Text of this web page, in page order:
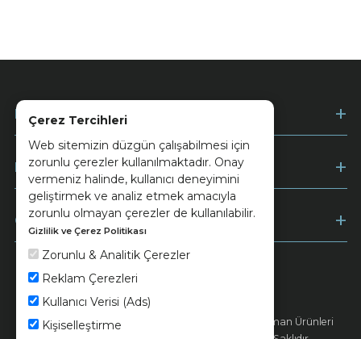
Çerez Tercihleri
Web sitemizin düzgün çalışabilmesi için
zorunlu çerezler kullanılmaktadır. Onay
vermeniz halinde, kullanıcı deneyimini
geliştirmek ve analiz etmek amacıyla
zorunlu olmayan çerezler de kullanılabilir.
Gizlilik ve Çerez Politikası
Zorunlu & Analitik Çerezler
Reklam Çerezleri
Kullanıcı Verisi (Ads)
Kişiselleştirme
Kurumsal
Müşteri Hizmetleri
Ödeme
© 2026 Ünsa Madencilik Turizm Enerji Seramik Orman Ürünleri